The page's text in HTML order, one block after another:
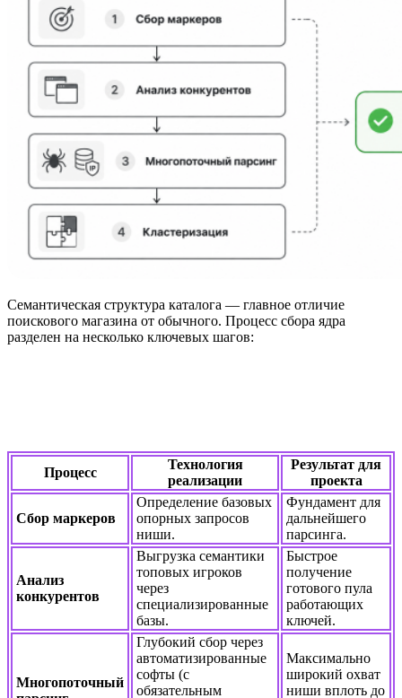
Семантическая структура каталога — главное отличие
поискового магазина от обычного. Процесс сбора ядра
разделен на несколько ключевых шагов:
Процесс
Технология
реализации
Результат для
проекта
Сбор маркеров
Определение базовых
опорных запросов
ниши.
Фундамент для
дальнейшего
парсинга.
Анализ
конкурентов
Выгрузка семантики
топовых игроков
через
специализированные
базы.
Быстрое
получение
готового пула
работающих
ключей.
Многопоточный
Глубокий сбор через
автоматизированные
софты (с
обязательным
Максимально
широкий охват
ниши вплоть до